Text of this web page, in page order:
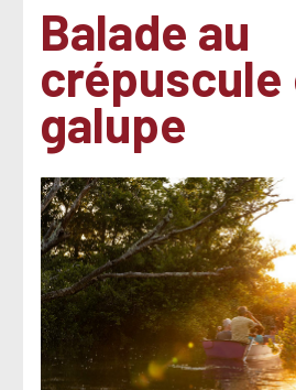
Balade au
crépuscule
galupe